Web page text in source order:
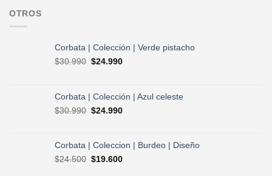
OTROS
Corbata | Colección | Verde pistacho
$30.990 El
era:
$24.990El
es:
$24.990.
Corbata | Colección | Azul celeste
$30.990 El
era:
$30.990.
$24.990El
es:
Corbata | Coleccion | Burdeo | Diseño
$24.500 El
$19.600El